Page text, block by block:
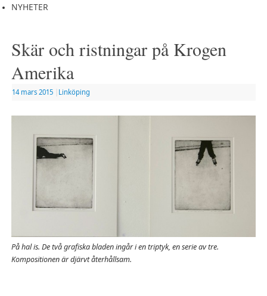
NYHETER
Skär och ristningar på Krogen
Amerika
14 mars 2015 Linköping
På hal is. De två grafiska bladen ingår i en triptyk, en serie av tre.
Kompositionen är djärvt återhållsam.